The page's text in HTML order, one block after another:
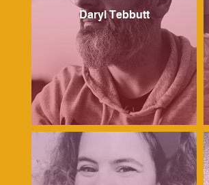
Daryl Tebbutt